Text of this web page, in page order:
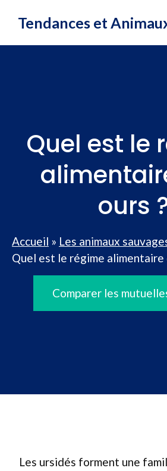
Tendances et
Quel est le
ours
Accueil » Les animaux
Quel est le régime alimentaire
Comparer les
Les ursidés forment une